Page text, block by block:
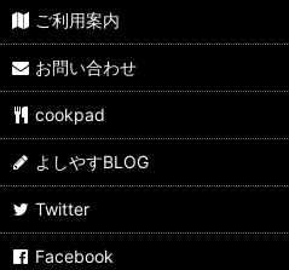
飲料
よしやす弁当
サイドメニュー
よしやすフェス
ご利用案内
お問い合わせ
cookpad
よしやすBLOG
Twitter
Facebook